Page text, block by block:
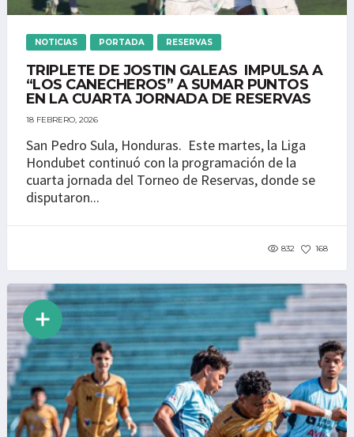
NOTICIAS PORTADA RESERVAS
TRIPLETE DE JOSTIN GALEAS IMPULSA A
“LOS CANECHEROS” A SUMAR PUNTOS
EN LA CUARTA JORNADA DE RESERVAS
18 FEBRERO, 2026
San Pedro Sula, Honduras. Este martes, la Liga
Hondubet continuó con la programación de la
cuarta jornada del Torneo de Reservas, donde se
disputaron...
832 168